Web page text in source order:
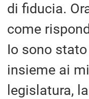
di fiducia.
come
Io sono
insieme ai
legislatura,